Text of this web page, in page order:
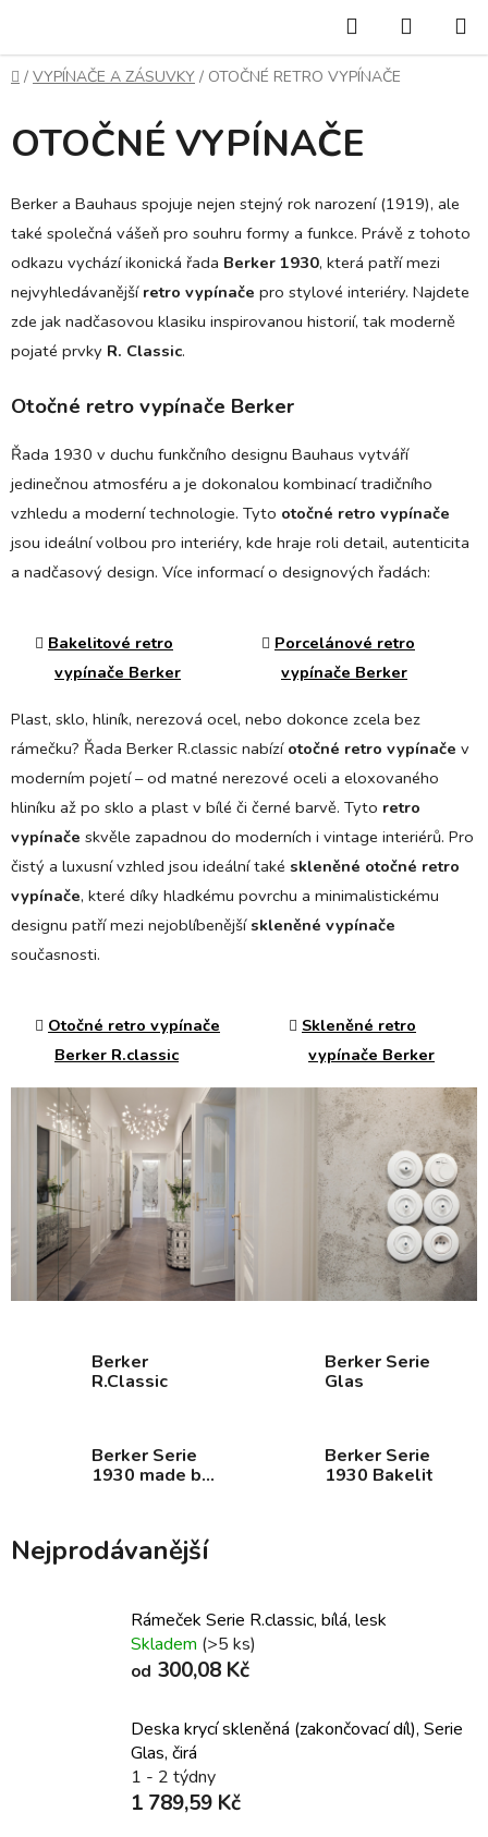
obsah
Hledat
KOŠÍK
Domů
/ VYPÍNAČE A ZÁSUVKY / OTOČNÉ RETRO VYPÍNAČE
OTOČNÉ VYPÍNAČE
Berker a Bauhaus spojuje nejen stejný rok narození (1919), ale
také společná vášeň pro souhru formy a funkce. Právě z tohoto
odkazu vychází ikonická řada Berker 1930, která patří mezi
nejvyhledávanější retro vypínače pro stylové interiéry. Najdete
zde jak nadčasovou klasiku inspirovanou historií, tak moderně
pojaté prvky R. Classic.
Otočné retro vypínače Berker
Řada 1930 v duchu funkčního designu Bauhaus vytváří
jedinečnou atmosféru a je dokonalou kombinací tradičního
vzhledu a moderní technologie. Tyto otočné retro vypínače
jsou ideální volbou pro interiéry, kde hraje roli detail, autenticita
a nadčasový design. Více informací o designových řadách:
Bakelitové retro
vypínače Berker
Porcelánové retro
vypínače Berker
Plast, sklo, hliník, nerezová ocel, nebo dokonce zcela bez
rámečku? Řada Berker R.classic nabízí otočné retro vypínače v
moderním pojetí – od matné nerezové oceli a eloxovaného
hliníku až po sklo a plast v bílé či černé barvě. Tyto retro
vypínače skvěle zapadnou do moderních i vintage interiérů. Pro
čistý a luxusní vzhled jsou ideální také skleněné otočné retro
vypínače, které díky hladkému povrchu a minimalistickému
designu patří mezi nejoblíbenějšískleněné vypínače
současnosti.
Otočné retro vypínače
Berker R.classic
Skleněné retro
vypínače Berker
Berker
R.Classic
Berker Serie
Glas
Berker Serie
1930 made by
Berker Serie
1930 Bakelit
Nejprodávanější
Rámeček Serie R.classic, bílá, lesk
Skladem (>5 ks)
od 300,08 Kč
Deska krycí skleněná (zakončovací díl), Serie
Glas, čirá
1 - 2 týdny
1 789,59 Kč